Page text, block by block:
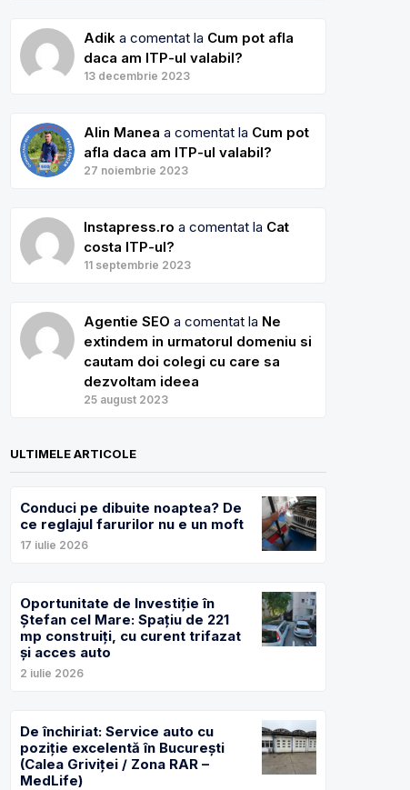
Adik a comentat la Cum pot afla
daca am ITP-ul valabil?
13 decembrie 2023
Alin Manea a comentat la Cum pot
afla daca am ITP-ul valabil?
27 noiembrie 2023
Instapress.ro a comentat la Cat
costa ITP-ul?
11 septembrie 2023
Agentie SEO a comentat la Ne
extindem in urmatorul domeniu si
cautam doi colegi cu care sa
dezvoltam ideea
25 august 2023
ULTIMELE ARTICOLE
Conduci pe dibuite noaptea? De
ce reglajul farurilor nu e un moft
17 iulie 2026
Oportunitate de Investiție în
Ștefan cel Mare: Spațiu de 221
mp construiți, cu curent trifazat
și acces auto
2 iulie 2026
De închiriat: Service auto cu
poziție excelentă în București
(Calea Griviței / Zona RAR –
MedLife)